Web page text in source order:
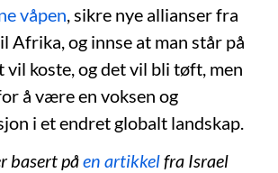
våpen, sikre nye allianser fra
Afrika, og innse at man står på
vil koste, og det vil bli tøft, men
å være en voksen og
i et endret globalt landskap.
basert påen artikkelfra Israel